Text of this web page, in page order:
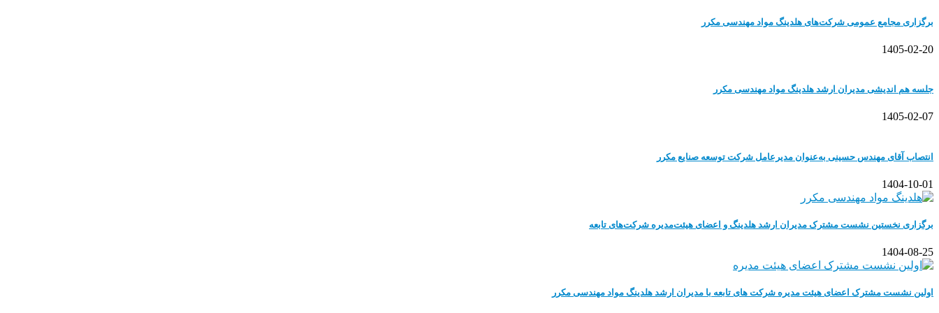
برگزاری مجامع عمومی شرکت‌های هلدینگ مواد مهندسی مکرر
1405-02-20
جلسه هم اندیشی مدیران ارشد هلدینگ مواد مهندسی مکرر
1405-02-07
انتصاب آقای مهندس حسینی به‌عنوان مدیرعامل شرکت توسعه صنایع مکرر
1404-10-01
برگزاری نخستین نشست مشترک مدیران ارشد هلدینگ و اعضای هیئت‌مدیره شرکت‌های تابعه
1404-08-25
اولین نشست مشترک اعضای هیئت مدیره شرکت های تابعه با مدیران ارشد هلدینگ مواد مهندسی مکرر